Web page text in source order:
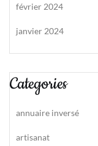
février 2024
janvier 2024
Categories
annuaire inversé
artisanat